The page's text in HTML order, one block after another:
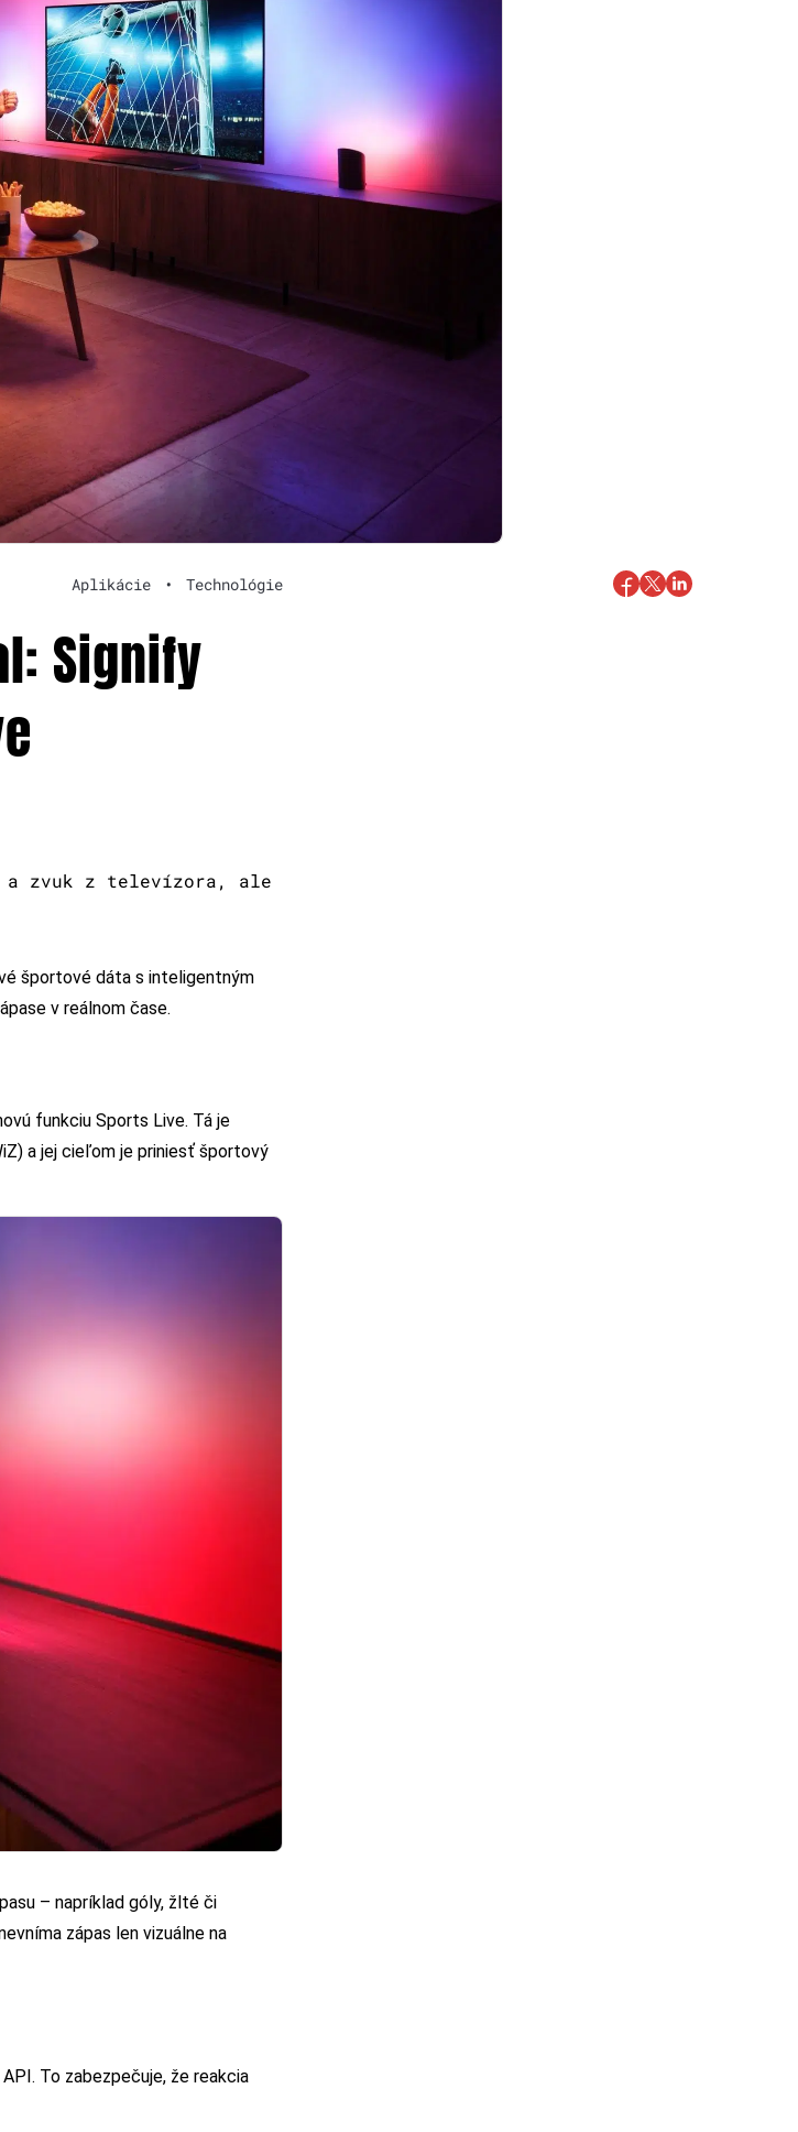
Aplikácie • Technológie
Signify
a zvuk z televízora, ale
športové dáta s inteligentným
v reálnom čase.
funkciu Sports Live. Tá je
a jej cieľom je priniesť športový
– napríklad góly, žlté či
zápas len vizuálne na
To zabezpečuje, že reakcia